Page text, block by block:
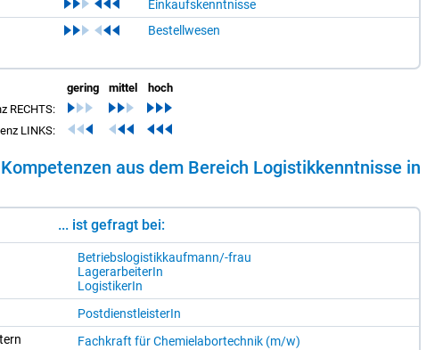
Einkaufskenntnisse
Bestellwesen
gering mittel
hoch
RECHTS:
LINKS:
aus dem Be­reich Lo­gis­tik­kennt­nis­se in
... ist gefragt bei:
Be­triebs­lo­gis­tik­kauf­mann/-​frau
La­ger­ar­bei­te­rIn
Lo­gis­ti­ke­rIn
Post­dienst­leis­te­rIn
Fach­kraft für Che­mie­la­bor­tech­nik (m/​w)